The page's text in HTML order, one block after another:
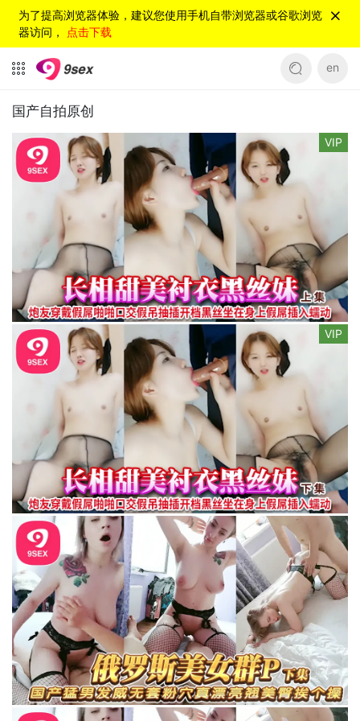
为了提高浏览器体验，建议您使用手机自带浏览器或谷歌浏览
器访问， 点击下载
en
国产自拍原创
VIP
VIP